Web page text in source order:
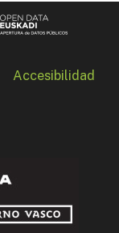
Accesibilidad